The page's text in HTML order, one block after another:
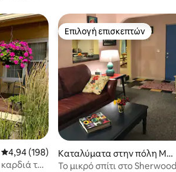
Μέση βαθμολογία: 4,94 στα 5, 198 κριτικές
4,94 (198)
της
Επιλογή επισκεπτών
Επιλογή επισκεπτών
Καταλύματα στην πόλη Mis
soula
Το μικρό σπίτι στο Sherwood